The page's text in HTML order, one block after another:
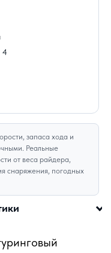
4
запаса хода и
Реальные
от веса райдера,
снаряжения, погодных